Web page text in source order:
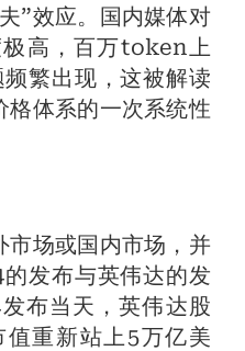
”效应。国内媒体对
高，百万token上
繁出现，这被解读
格体系的一次系统性
市场或国内市场，并
发布与英伟达的发
布当天，英伟达股
重新站上5万亿美